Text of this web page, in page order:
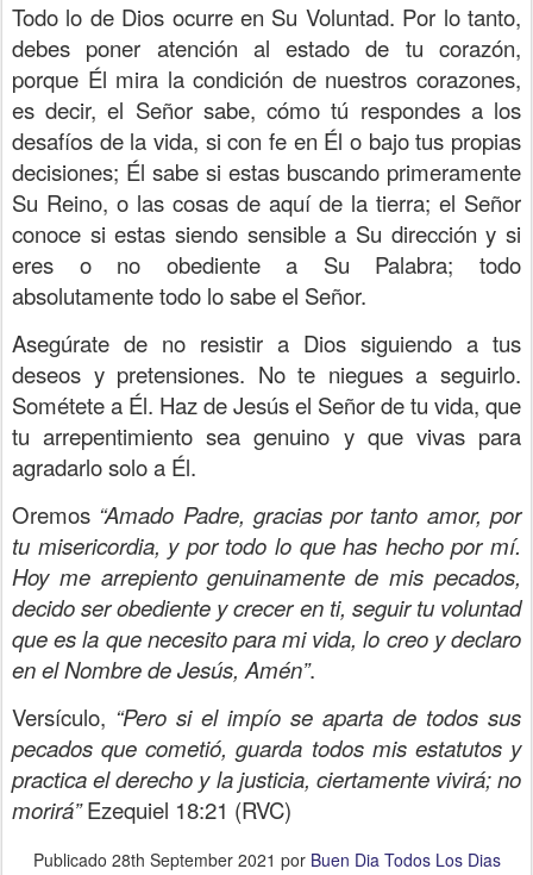
Todo lo de Dios ocurre en Su Voluntad. Por lo tanto,
debes poner atención al estado de tu corazón,
porque Él mira la condición de nuestros corazones,
es decir, el Señor sabe, cómo tú respondes a los
desafíos de la vida, si con fe en Él o bajo tus propias
decisiones; Él sabe si estas buscando primeramente
Su Reino, o las cosas de aquí de la tierra; el Señor
conoce si estas siendo sensible a Su dirección y si
eres o no obediente a Su Palabra; todo
absolutamente todo lo sabe el Señor.
Asegúrate de no resistir a Dios siguiendo a tus
deseos y pretensiones. No te niegues a seguirlo.
Sométete a Él. Haz de Jesús el Señor de tu vida, que
tu arrepentimiento sea genuino y que vivas para
agradarlo solo a Él.
Oremos “Amado Padre, gracias por tanto amor, por
tu misericordia, y por todo lo que has hecho por mí.
Hoy me arrepiento genuinamente de mis pecados,
decido ser obediente y crecer en ti, seguir tu voluntad
que es la que necesito para mi vida, lo creo y declaro
en el Nombre de Jesús, Amén”.
Versículo, “Pero si el impío se aparta de todos sus
pecados que cometió, guarda todos mis estatutos y
practica el derecho y la justicia, ciertamente vivirá; no
morirá”Ezequiel 18:21 (RVC)
Publicado 28th September 2021 por Buen Dia Todos Los Dias